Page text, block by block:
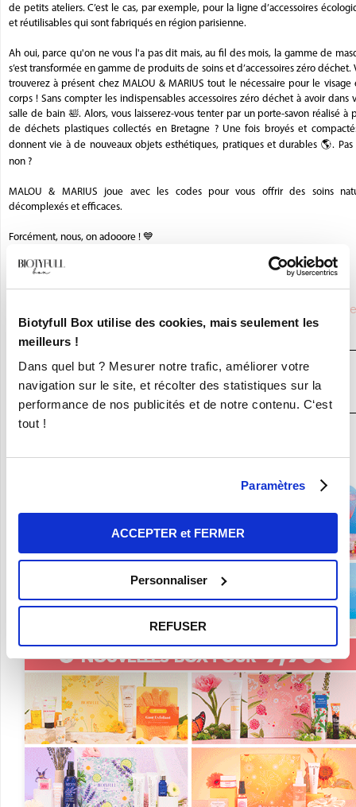
Biotyfull Box utilise des cookies, mais seulement les
meilleurs !
Dans quel but ? Mesurer notre trafic, améliorer votre
navigation sur le site, et récolter des statistiques sur la
performance de nos publicités et de notre contenu. C‘est
tout !
Paramètres
ACCEPTER et FERMER
Personnaliser
REFUSER
de petits ateliers. C’est le cas, par exemple, pour la ligne d’accessoires
et réutilisables qui sont fabriqués en région parisienne.
Ah oui, parce qu'on ne vous l'a pas dit mais, au fil des mois, la gamme de
s’est transformée en gamme de produits de soins et d’accessoires zéro déchet.
trouverez à présent chez MALOU & MARIUS tout le nécessaire pour le visage
corps ! Sans compter les indispensables accessoires zéro déchet à avoir dans
salle de bain 🛀. Alors, vous laisserez-vous tenter par un porte-savon réalisé à
de déchets plastiques collectés en Bretagne ? Une fois broyés et
donnent vie à de nouveaux objets esthétiques, pratiques et durables 🌎. Pas
non ?
MALOU & MARIUS joue avec les codes pour vous offrir des soins
décomplexés et efficaces.
Forcément, nous, on adooore ! 💙
La Biotyfull Team
était partenaire
BIOTYFULL Box,la Box Beauté Bio N°1?
JE DÉCOUVRE LA BOX BEAUTÉ BIO
N°1
Craquez pour vos 8 Nouvelles Box pour 9,90€ seulement !